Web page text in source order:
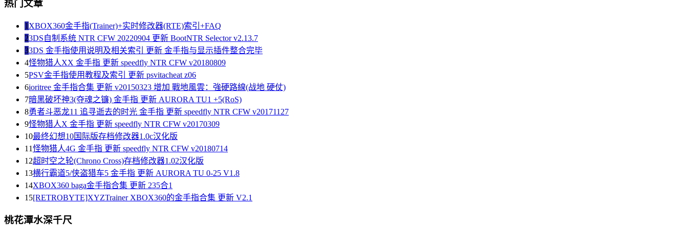
热门文章
1 XBOX360金手指(Trainer)+实时修改器(RTE)索引+FAQ
23DS自制系统 NTR CFW 20220904 更新 BootNTR Selector v2.13.7
33DS 金手指使用说明及相关索引 更新 金手指与显示插件整合完毕
4怪物猎人XX 金手指 更新 speedfly NTR CFW v20180809
5PSV金手指使用教程及索引 更新 psvitacheat z06
6ioritree 金手指合集 更新 v20150323 增加 戰地風雲：強硬路線(战地 硬仗)
7暗黑破坏神3(夺魂之镰) 金手指 更新 AURORA TU1 +5(RoS)
8勇者斗恶龙11 追寻逝去的时光 金手指 更新 speedfly NTR CFW v20171127
9怪物猎人X 金手指 更新 speedfly NTR CFW v20170309
10最终幻想10国际版存档修改器1.0c汉化版
11怪物猎人4G 金手指 更新 speedfly NTR CFW v20180714
12超时空之轮(Chrono Cross)存档修改器1.02汉化版
13横行霸道5/侠盗猎车5 金手指 更新 AURORA TU 0-25 V1.8
14XBOX360 baga金手指合集 更新 235合1
15[RETROBYTE]XYZTrainer XBOX360的金手指合集 更新 V2.1
桃花潭水深千尺